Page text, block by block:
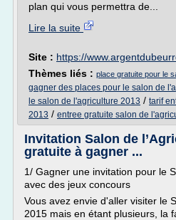
plan qui vous permettra de...
Lire la suite
Site : https://
Thèmes liés : place gratuite pour le
gagner des places pour le salon de
le salon de l'agriculture 2013 / tarif
2013 / entree gratuite salon de
Invitation Salon de
gratuite à gagner ...
1/ Gagner une invitation pour le
avec des jeux concours
Vous avez envie d'aller visiter le
2015 mais en étant plusieurs, la